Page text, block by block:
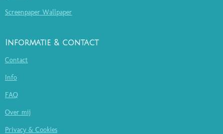
Screenpaper Wallpaper
Informatie & contact
Contact
Info
FAQ
Over mij
Privacy & Cookies